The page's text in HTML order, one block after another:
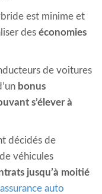
est minime et
des économies
de voitures
bonus
s’élever à
décidés de
véhicules
jusqu’à moitié
auto